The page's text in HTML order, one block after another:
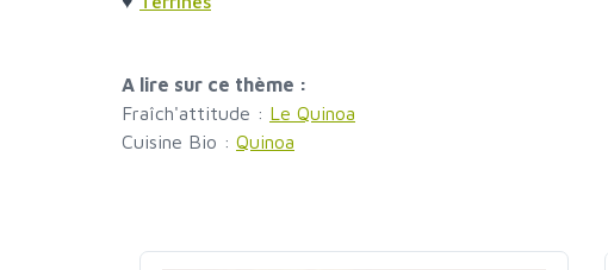
A lire sur ce thème :
Fraîch'attitude : Le Quinoa
Cuisine Bio : Quinoa